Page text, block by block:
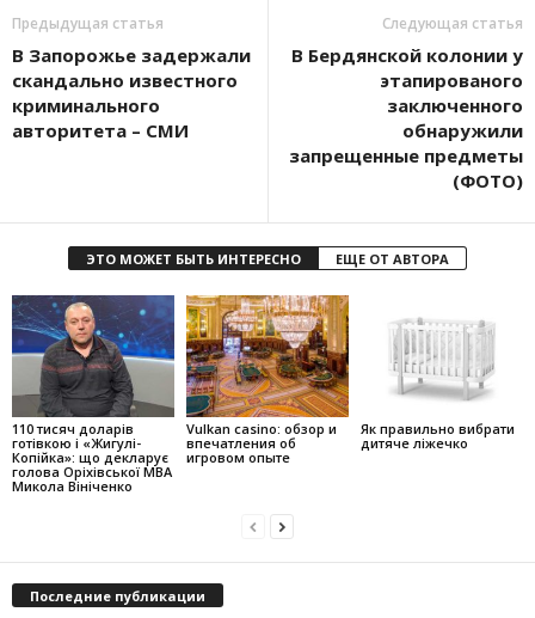
Предыдущая статья
В Запорожье задержали
скандально известного
криминального
авторитета – СМИ
Следующая статья
В Бердянской колонии у
этапированого
заключенного
обнаружили
запрещенные предметы
(ФОТО)
ЭТО МОЖЕТ БЫТЬ ИНТЕРЕСНО ЕЩЕ ОТ АВТОРА
110 тисяч доларів
готівкою і «Жигулі-
Копійка»: що декларує
голова Оріхівської МВА
Микола Вініченко
Vulkan casino: обзор и
впечатления об
игровом опыте
Як правильно вибрати
дитяче ліжечко
Последние публикации